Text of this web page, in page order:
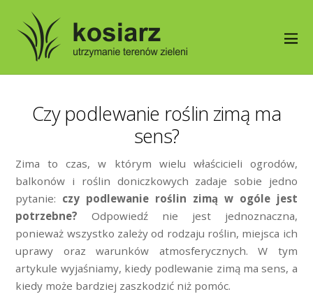
Czy podlewanie roślin zimą ma
sens?
Zima to czas, w którym wielu właścicieli ogrodów,
balkonów i roślin doniczkowych zadaje sobie jedno
pytanie: czy podlewanie roślin zimą w ogóle jest
potrzebne? Odpowiedź nie jest jednoznaczna,
ponieważ wszystko zależy od rodzaju roślin, miejsca ich
uprawy oraz warunków atmosferycznych. W tym
artykule wyjaśniamy, kiedy podlewanie zimą ma sens, a
kiedy może bardziej zaszkodzić niż pomóc.